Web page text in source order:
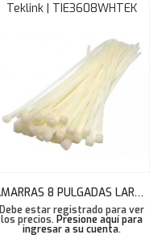
Teklink | TIE3608WHTEK
AMARRAS 8 PULGADAS LARGO BLANCAS BOLSA 100 UNDS 3.6X200MM TEKLINK
Debe estar registrado para ver
los precios. Presione aquí para
ingresar a su cuenta.